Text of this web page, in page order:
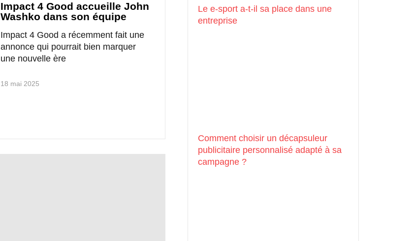
Impact 4 Good accueille John
Washko dans son équipe
Impact 4 Good a récemment fait une
annonce qui pourrait bien marquer
une nouvelle ère
18 mai 2025
Le e-sport a-t-il sa place dans une
entreprise
Comment choisir un décapsuleur
publicitaire personnalisé adapté à sa
campagne ?